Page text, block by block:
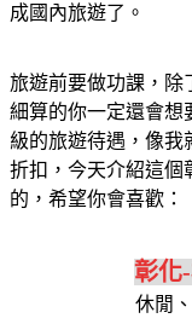
成國內旅遊了。
旅遊前要做功課，除
細算的你一定還會想
級的旅遊待遇，像我
折扣，今天介紹這個
的，希望你會喜歡：
彰化
休閒